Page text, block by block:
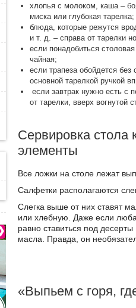
хлопья с молоком, каша –
миска или глубокая тарелка;
блюда, которые режутся
и т. д. – справа от тарелки
если понадобиться
чайная;
если трапеза обойдется
основной тарелкой ручкой
если завтрак нужно есть с
от тарелки, вверх вогнутой
Сервировка стола
элементы
Все ложки на столе лежат
Салфетки располагаются
Слегка выше от них ставят
или хлебную. Даже если
равно ставиться под
масла. Правда, он
«Выпьем с горя,